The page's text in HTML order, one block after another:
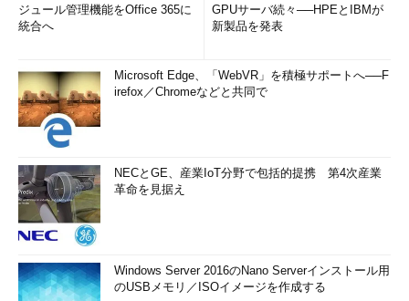
ジュール管理機能をOffice 365に
統合へ
GPUサーバ続々──HPEとIBMが
新製品を発表
Microsoft Edge、「WebVR」を積極サポートへ──F
irefox／Chromeなどと共同で
NECとGE、産業IoT分野で包括的提携 第4次産業
革命を見据え
Windows Server 2016のNano Serverインストール用
のUSBメモリ／ISOイメージを作成する